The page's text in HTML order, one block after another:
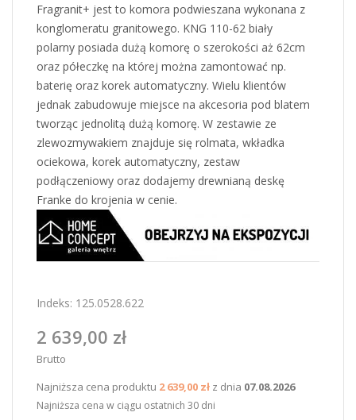
Fragranit+ jest to komora podwieszana wykonana z
konglomeratu granitowego. KNG 110-62 biały
polarny posiada dużą komorę o szerokości aż 62cm
oraz półeczkę na której można zamontować np.
baterię oraz korek automatyczny. Wielu klientów
jednak zabudowuje miejsce na akcesoria pod blatem
tworząc jednolitą dużą komorę. W zestawie ze
zlewozmywakiem znajduje się rolmata, wkładka
ociekowa, korek automatyczny, zestaw
podłączeniowy oraz dodajemy drewnianą deskę
Franke do krojenia w cenie.
Indeks: 125.0528.622
2 639,00 zł
Brutto
Najniższa cena produktu 2 639,00 zł z dnia 07.08.2026
Najniższa cena w ciągu ostatnich 30 dni